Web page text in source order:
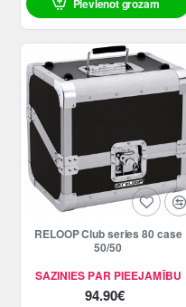
Pievienot grozam
SAZINIES PAR PIEEJAMĪBU
RELOOP Club series 80 case
50/50
94.90€